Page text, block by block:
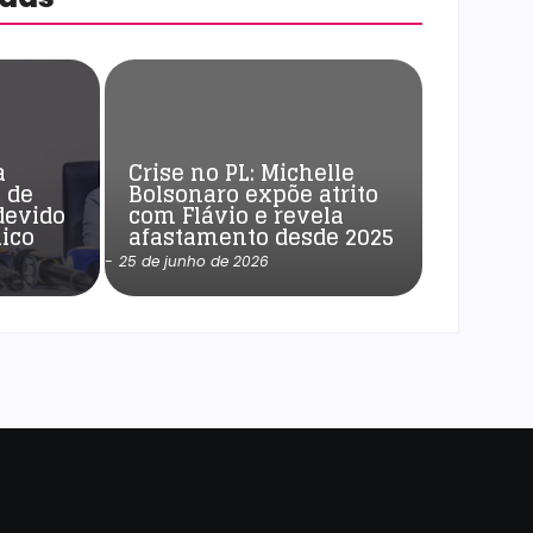
Crise no PL: Michelle
Bolsonaro expõe atrito
com Flávio e revela
afastamento desde 2025
- 25 de junho de 2026